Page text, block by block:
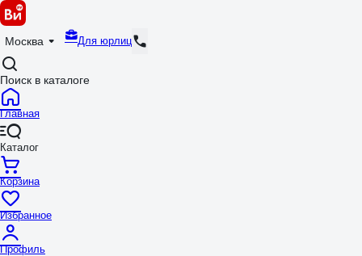
Москва Для юрлиц
Поиск в каталоге
Главная
Каталог
Корзина
Избранное
Профиль